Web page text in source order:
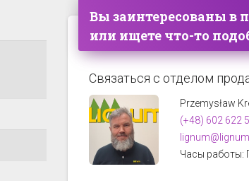
Вы заинтересованы в
или ищете что-то
Связаться с отделом
Przemysław
(+48) 602 622
Часы работы: